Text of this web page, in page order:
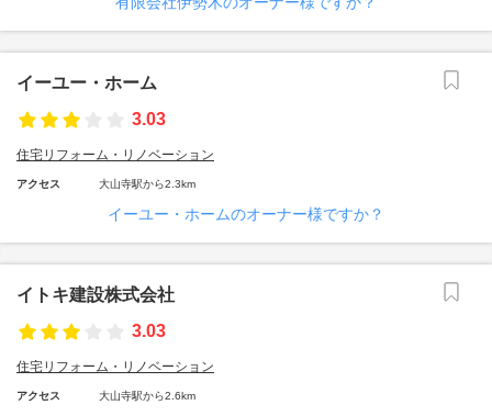
イーユー・ホーム
3.03
住宅リフォーム・リノベーション
アクセス 大山寺駅から2.3km
イーユー・ホームのオーナー様ですか？
イトキ建設株式会社
3.03
住宅リフォーム・リノベーション
アクセス 大山寺駅から2.6km